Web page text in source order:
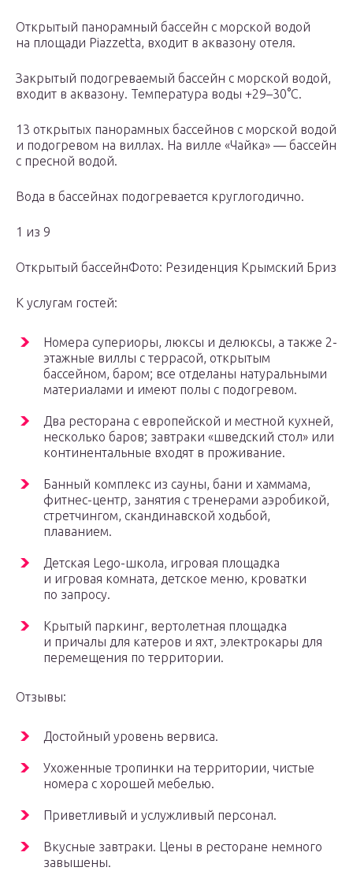
Открытый панорамный бассейн с морской водой
на площади Piazzetta, входит в аквазону отеля.
Закрытый подогреваемый бассейн с морской водой,
входит в аквазону. Температура воды +29–30°С.
13 открытых панорамных бассейнов с морской водой
и подогревом на виллах. На вилле «Чайка» — бассейн
с пресной водой.
Вода в бассейнах подогревается круглогодично.
1 из 9
Открытый бассейнФото: Резиденция Крымский Бриз
К услугам гостей:
Номера супериоры, люксы и делюксы, а также 2-
этажные виллы с террасой, открытым
бассейном, баром; все отделаны натуральными
материалами и имеют полы с подогревом.
Два ресторана с европейской и местной кухней,
несколько баров; завтраки «шведский стол» или
континентальные входят в проживание.
Банный комплекс из сауны, бани и хаммама,
фитнес-центр, занятия с тренерами аэробикой,
стретчингом, скандинавской ходьбой,
плаванием.
Детская Lego-школа, игровая площадка
и игровая комната, детское меню, кроватки
по запросу.
Крытый паркинг, вертолетная площадка
и причалы для катеров и яхт, электрокары для
перемещения по территории.
Отзывы:
Достойный уровень вервиса.
Ухоженные тропинки на территории, чистые
номера с хорошей мебелью.
Приветливый и услужливый персонал.
Вкусные завтраки. Цены в ресторане немного
завышены.